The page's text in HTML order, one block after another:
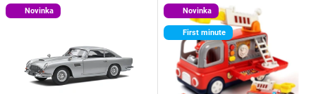
Novinka Novinka
First minute